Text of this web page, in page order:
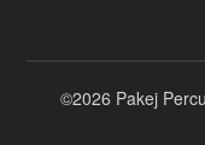
©2026 Pakej